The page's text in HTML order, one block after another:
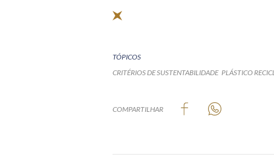
TÓPICOS
CRITÉRIOS DE SUSTENTABILIDADE PLÁSTICO
COMPARTILHAR